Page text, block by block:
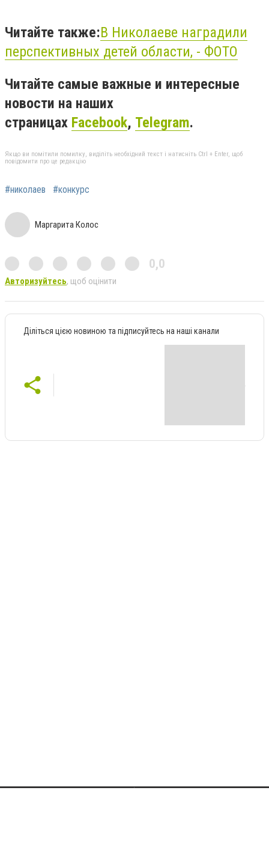
Читайте также:В Николаеве наградили
перспективных детей области, - ФОТО
Читайте самые важные и интересные
новости на наших
страницах Facebook, Telegram.
Якщо ви помітили помилку, виділіть необхідний текст і натисніть Ctrl + Enter, щоб
повідомити про це редакцію
#николаев #конкурс
Маргарита Колос
0,0
Авторизуйтесь, щоб оцінити
Діліться цією новиною та підписуйтесь на наші канали